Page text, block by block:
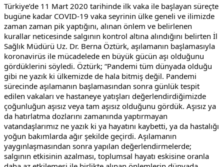
Türkiye’de 11 Mart 2020 tarihinde ilk vaka ile başlayan süreçte
bugüne kadar COVID-19 vaka seyrinin ülke geneli ve ilimizde
zaman zaman pik yaptığını, alınan önlem ve belirlenen
kurallar neticesinde salgının kontrol altına alındığını belirten İl
Sağlık Müdürü Uz. Dr. Berna Öztürk, aşılamanın başlamasıyla
koronavirüs ile mücadelede en büyük gücün aşı olduğunu
gördüklerini söyledi. Öztürk; “Pandemi tüm dünyada olduğu
gibi ne yazık ki ülkemizde de hala bitmiş değil. Pandemi
sürecinde aşılamanın başlamasından sonra günlük tespit
edilen vakaları ve hastaneye yatışları değerlendirdiğimizde
çoğunluğun aşısız veya tam aşısız olduğunu gördük. Aşısız ya
da hatırlatma dozlarını zamanında yaptırmayan
vatandaşlarımız ne yazık ki ya hayatını kaybetti, ya da hastalığı
yoğun bakımlarda ağır şekilde geçirdi. Aşılamanın
yaygınlaşmasından sonra yapılan değerlendirmelerde;
salgının etkisinin azalması, toplumsal hayatı eskisine oranla